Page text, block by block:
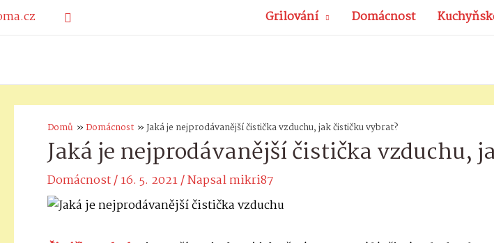
Přeskočit
Hledat Grilování Domácnost
Domů Domácnost Jaká je nejprodávanější čistička vzduchu, jak čističku vybrat?
Jaká je nejprodávanější čistička vzduchu,
Domácnost/16. 5. 2021/ Napsalmikri87